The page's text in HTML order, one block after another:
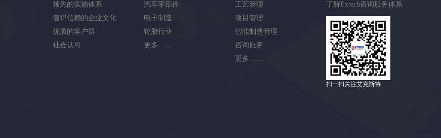
领先的实施体系
值得信赖的企业文化
优质的客户群
社会认可
汽车零部件
电子制造
轮胎行业
更多……
工艺管理
项目管理
智能制造管理
咨询服务
更多……
了解Extech咨询服务体系
扫一扫关注艾克斯特